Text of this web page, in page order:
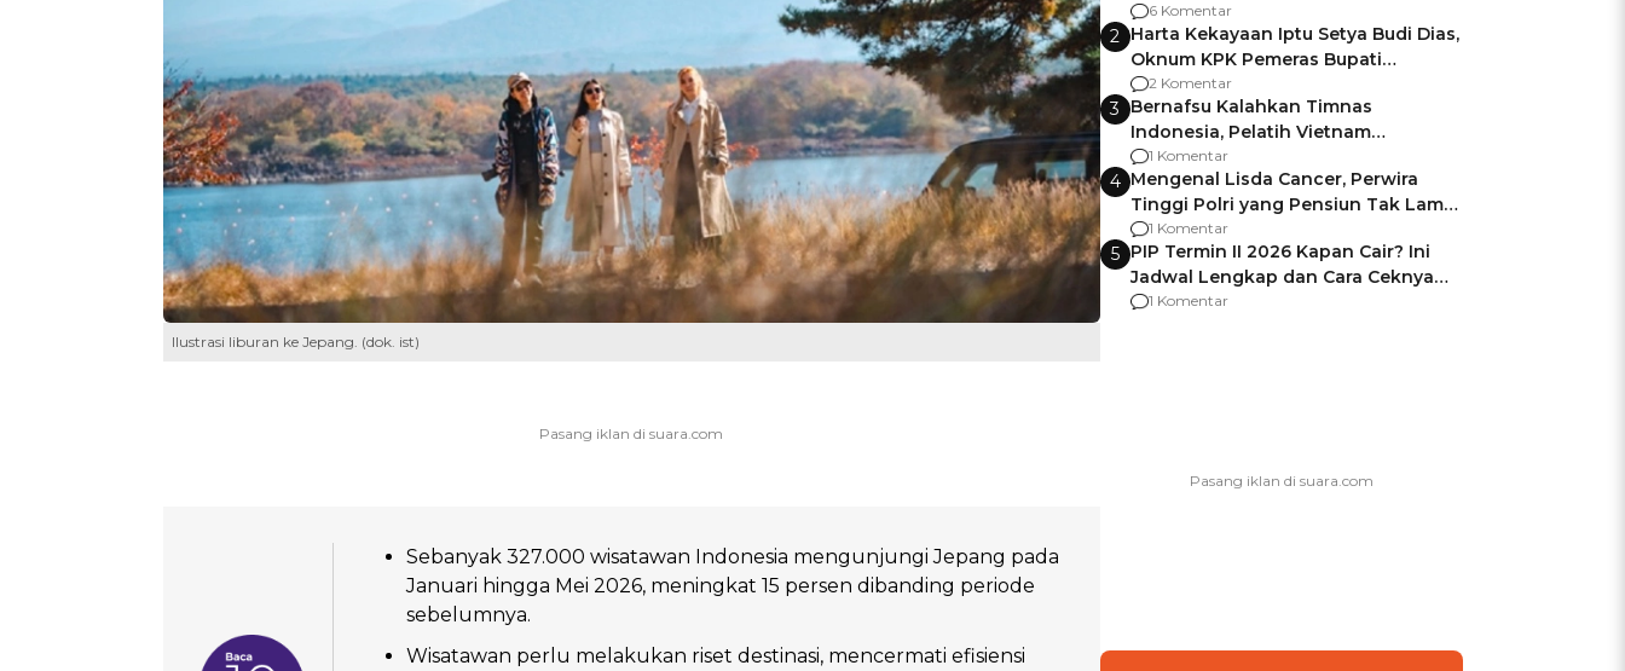
Ilustrasi liburan ke Jepang. (dok. ist)
Sebanyak 327.000 wisatawan Indonesia mengunjungi Jepang pada
Januari hingga Mei 2026, meningkat 15 persen dibanding periode
sebelumnya.
Wisatawan perlu melakukan riset destinasi, mencermati efisiensi
Gagalnya Negara Jamin Keamanan
6 Komentar
2 Harta Kekayaan Iptu Setya Budi Dias,
Oknum KPK Pemeras Bupati
Pemalang
2 Komentar
3 Bernafsu Kalahkan Timnas
Indonesia, Pelatih Vietnam
Berencana Pakai Jimat di Pakansari
1 Komentar
4 Mengenal Lisda Cancer, Perwira
Tinggi Polri yang Pensiun Tak Lama
Usai Jadi Brigjen
1 Komentar
5 PIP Termin II 2026 Kapan Cair? Ini
Jadwal Lengkap dan Cara Ceknya
agar Dana Tidak Hangus!
1 Komentar